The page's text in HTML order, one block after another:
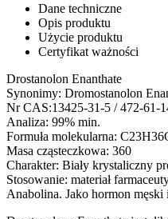
Dane techniczne
Opis produktu
Użycie produktu
Certyfikat ważności
Drostanolon Enanthate
Synonimy: Dromostanolon
Nr CAS:13425-31-5 / 472-61-
Analiza: 99% min.
Formuła molekularna:
Masa cząsteczkowa: 360
Charakter: Biały krystaliczny
Stosowanie: materiał
Anabolina. Jako hormon męski